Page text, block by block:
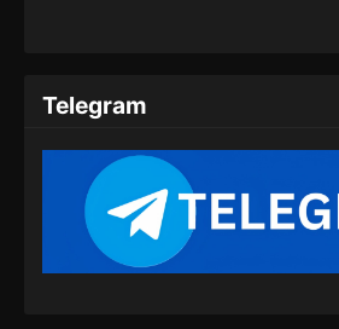
Supreme Sword
Indonesia
Telegram